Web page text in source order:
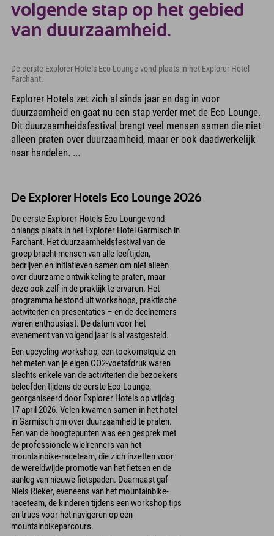
volgende stap op het gebied
van duurzaamheid.
De eerste Explorer Hotels Eco Lounge vond plaats in het Explorer Hotel
Farchant.
Explorer Hotels zet zich al sinds jaar en dag in voor
duurzaamheid en gaat nu een stap verder met de Eco Lounge.
Dit duurzaamheidsfestival brengt veel mensen samen die niet
alleen praten over duurzaamheid, maar er ook daadwerkelijk
naar handelen. ...
De Explorer Hotels Eco Lounge 2026
De eerste Explorer Hotels Eco Lounge vond
onlangs plaats in het Explorer Hotel Garmisch in
Farchant. Het duurzaamheidsfestival van de
groep bracht mensen van alle leeftijden,
bedrijven en initiatieven samen om niet alleen
over duurzame ontwikkeling te praten, maar
deze ook zelf in de praktijk te ervaren. Het
programma bestond uit workshops, praktische
activiteiten en presentaties – en de deelnemers
waren enthousiast. De datum voor het
evenement van volgend jaar is al vastgesteld.
Een upcycling-workshop, een toekomstquiz en
het meten van je eigen CO2-voetafdruk waren
slechts enkele van de activiteiten die bezoekers
beleefden tijdens de eerste Eco Lounge,
georganiseerd door Explorer Hotels op vrijdag
17 april 2026. Velen kwamen samen in het hotel
in Garmisch om over duurzaamheid te praten.
Een van de hoogtepunten was een gesprek met
de professionele wielrenners van het
mountainbike-raceteam, die zich inzetten voor
de wereldwijde promotie van het fietsen en de
aanleg van nieuwe fietspaden. Daarnaast gaf
Niels Rieker, eveneens van het mountainbike-
raceteam, de kinderen tijdens een workshop tips
en trucs voor het navigeren op een
mountainbikeparcours.